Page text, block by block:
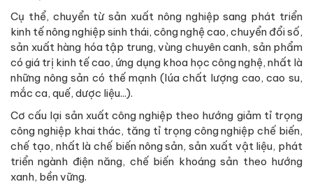
Cụ thể, chuyển từ sản xuất nông nghiệp sang phát triển
kinh tế nông nghiệp sinh thái, công nghệ cao, chuyển đổi số,
sản xuất hàng hóa tập trung, vùng chuyên canh, sản phẩm
có giá trị kinh tế cao, ứng dụng khoa học công nghệ, nhất là
những nông sản có thế mạnh (lúa chất lượng cao, cao su,
mắc ca, quế, dược liệu...).
Cơ cấu lại sản xuất công nghiệp theo hướng giảm tỉ trọng
công nghiệp khai thác, tăng tỉ trọng công nghiệp chế biến,
chế tạo, nhất là chế biến nông sản, sản xuất vật liệu, phát
triển ngành điện năng, chế biến khoáng sản theo hướng
xanh, bền vững.